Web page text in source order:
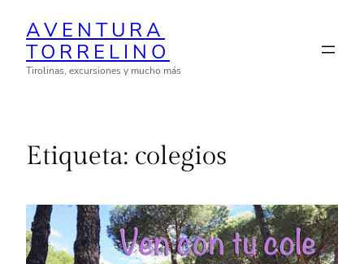
contenido
AVENTURA
TORRELINO
Tirolinas, excursiones y mucho más
Etiqueta: colegios